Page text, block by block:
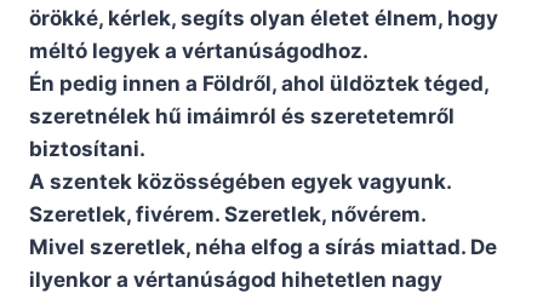
örökké, kérlek, segíts olyan életet élnem, hogy
méltó legyek a vértanúságodhoz.
Én pedig innen a Földről, ahol üldöztek téged,
szeretnélek hű imáimról és szeretetemről
biztosítani.
A szentek közösségében egyek vagyunk.
Szeretlek, fivérem. Szeretlek, nővérem.
Mivel szeretlek, néha elfog a sírás miattad. De
ilyenkor a vértanúságod hihetetlen nagy